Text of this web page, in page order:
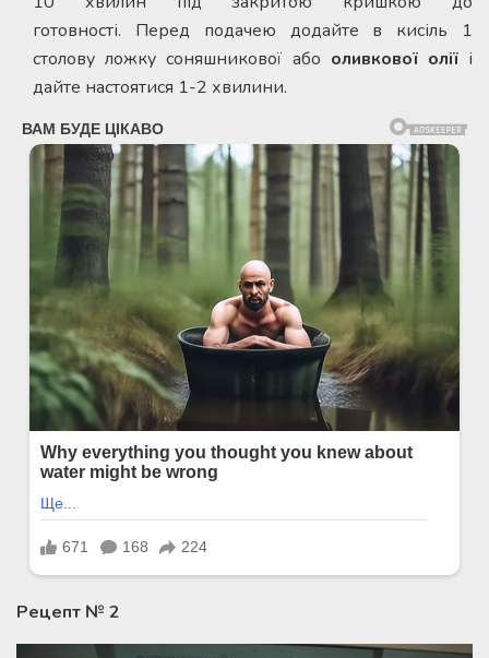
готовності. Перед подачею додайте в кисіль 1
столову ложку соняшникової або оливкової оліїі
дайте настоятися 1-2 хвилини.
Рецепт № 2